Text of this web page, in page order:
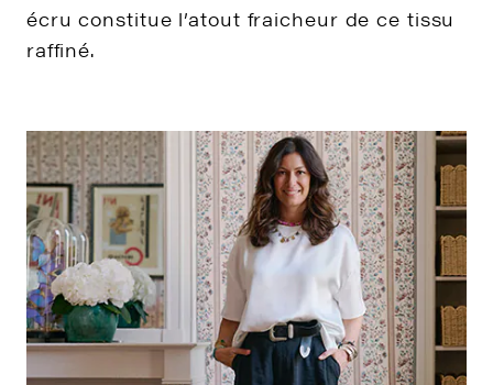
écru constitue l’atout fraicheur de ce tissu
raffiné.